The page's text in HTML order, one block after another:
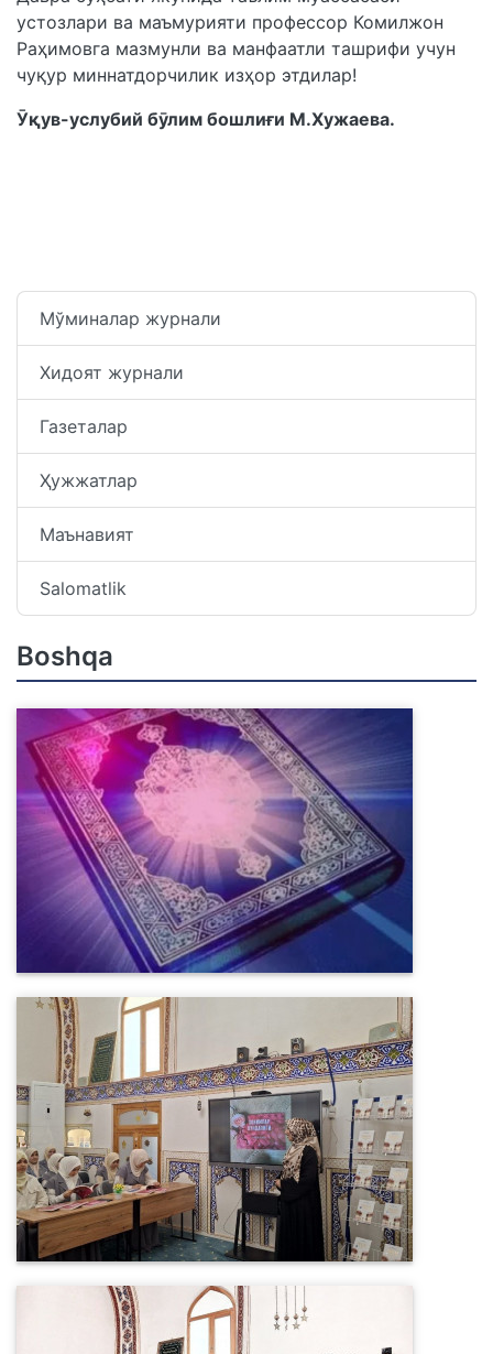
устозлари ва маъмурияти профессор Комилжон
Раҳимовга мазмунли ва манфаатли ташрифи учун
чуқур миннатдорчилик изҳор этдилар!
Ӯқув-услубий бӯлим бошлиғи М.Хужаева.
Мўминалар журнали
Хидоят журнали
Газеталар
Ҳужжатлар
Маънавият
Salomatlik
Boshqa